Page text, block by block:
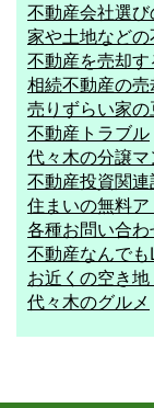
不動産会社選び
家や土地など
不動産を売却
相続不動産の売
売りずらい家
不動産トラブル
代々木の分譲マ
不動産投資関連
住まいの無料ア
各種お問い合わ
不動産なんでも
お近くの空き
代々木のグルメ